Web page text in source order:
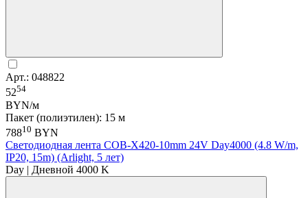
Арт.: 048822
5254
BYN/м
Пакет (полиэтилен): 15 м
78810 BYN
Светодиодная лента COB-X420-10mm 24V Day4000 (4.8 W/m,
IP20, 15m) (Arlight, 5 лет)
Day | Дневной 4000 K